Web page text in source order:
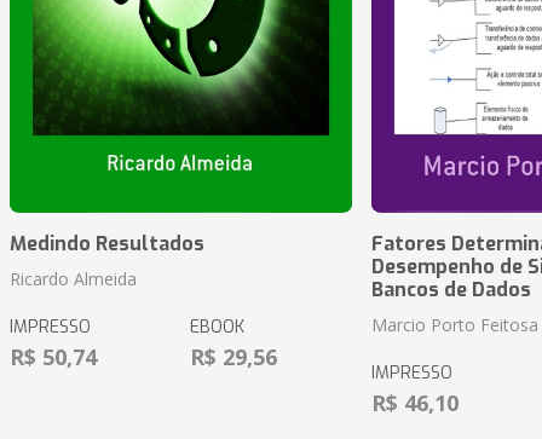
Medindo Resultados
Ricardo Almeida
IMPRESSO
R$ 50,74
EBOOK
R$ 29,56
Fatores
Desempenho de
Bancos de Dados
Marcio Porto Feitosa
IMPRESSO
R$ 46,10